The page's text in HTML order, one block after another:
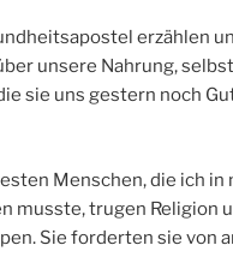
erzählen
unsere Nahrung,
sie uns gestern noch
Menschen, die ich in
musste, trugen Religion
Sie forderten sie von